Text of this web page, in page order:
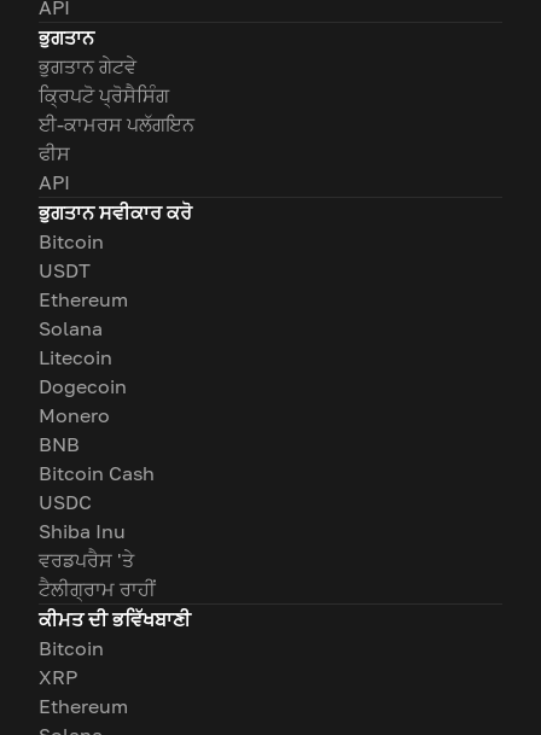
API
ਭੁਗਤਾਨ
ਭੁਗਤਾਨ ਗੇਟਵੇ
ਕ੍ਰਿਪਟੋ ਪ੍ਰੋਸੈਸਿੰਗ
ਈ-ਕਾਮਰਸ ਪਲੱਗਇਨ
ਫੀਸ
API
ਭੁਗਤਾਨ ਸਵੀਕਾਰ ਕਰੋ
Bitcoin
USDT
Ethereum
Solana
Litecoin
Dogecoin
Monero
BNB
Bitcoin Cash
USDC
Shiba Inu
ਵਰਡਪਰੈਸ 'ਤੇ
ਟੈਲੀਗ੍ਰਾਮ ਰਾਹੀਂ
ਕੀਮਤ ਦੀ ਭਵਿੱਖਬਾਣੀ
Bitcoin
XRP
Ethereum